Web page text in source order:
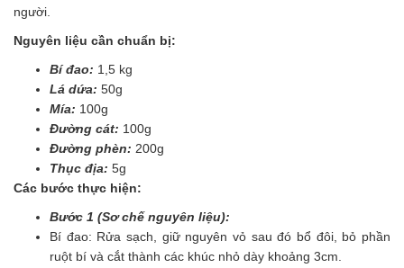
người.
Nguyên liệu cần chuẩn bị:
Bí đao: 1,5 kg
Lá dứa: 50g
Mía: 100g
Đường cát: 100g
Đường phèn: 200g
Thục địa: 5g
Các bước thực hiện:
Bước 1 (Sơ chế nguyên liệu):
Bí đao: Rửa sạch, giữ nguyên vỏ sau đó bổ đôi, bỏ phần
ruột bí và cắt thành các khúc nhỏ dày khoảng 3cm.